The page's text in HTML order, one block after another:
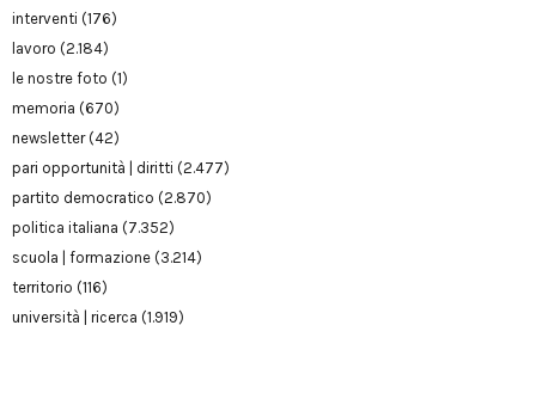
interventi (176)
lavoro (2.184)
le nostre foto (1)
memoria (670)
newsletter(42)
pari opportunità | diritti (2.477)
partito democratico (2.870)
politica italiana (7.352)
scuola | formazione (3.214)
territorio (116)
università | ricerca (1.919)